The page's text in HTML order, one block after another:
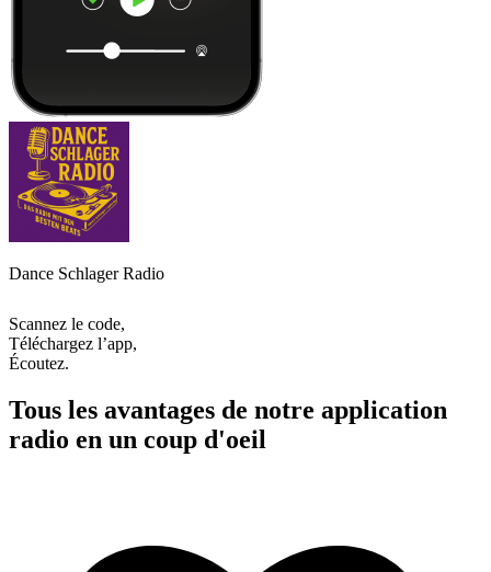
Dance Schlager Radio
Scannez le code,
Téléchargez l’app,
Écoutez.
Tous les avantages de notre application
radio en un coup d'oeil